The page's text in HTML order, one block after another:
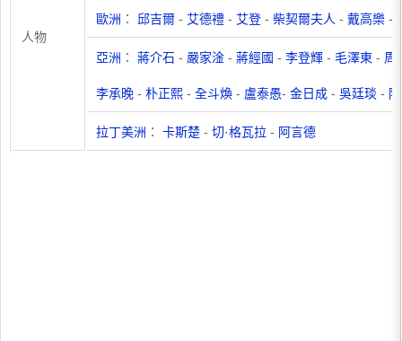
人物
歐洲 ： 邱吉爾 - 艾德禮 - 艾登 - 柴契爾夫人 - 戴高樂 -
亞洲 ： 蔣介石 - 嚴家淦 - 蔣經國 - 李登輝 - 毛澤東 - 周
李承晚 - 朴正熙 - 全斗煥 - 盧泰愚- 金日成 - 吳廷琰 -
拉丁美洲 ： 卡斯楚 - 切·格瓦拉 - 阿言德